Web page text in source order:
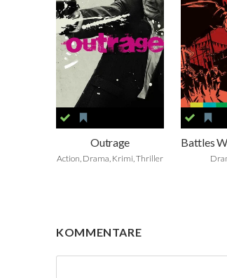
Outrage
Action, Drama, Krimi, Thriller
KOMMENTARE